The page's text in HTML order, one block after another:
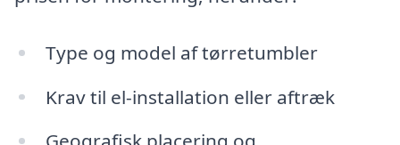
Type og model af tørretumbler
Krav til el-installation eller aftræk